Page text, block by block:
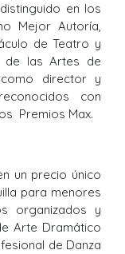
en los
Mejor Autoría,
de Teatro y
de las Artes de
director y
con
Premios Max.
un precio único
para menores
organizados y
Arte Dramático
de Danza